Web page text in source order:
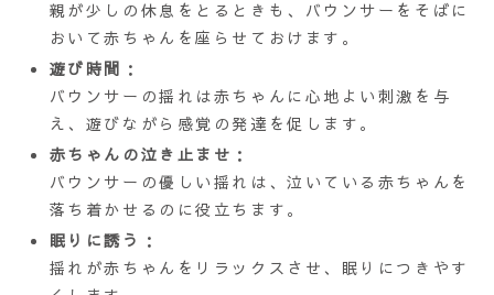
親が少しの休息をとるときも、バウンサーをそばに
おいて赤ちゃんを座らせておけます。
遊び時間 ：
バウンサーの揺れは赤ちゃんに心地よい刺激を与
え、遊びながら感覚の発達を促します。
赤ちゃんの泣き止ませ ：
バウンサーの優しい揺れは、泣いている赤ちゃんを
落ち着かせるのに役立ちます。
眠りに誘う ：
揺れが赤ちゃんをリラックスさせ、眠りにつきやす